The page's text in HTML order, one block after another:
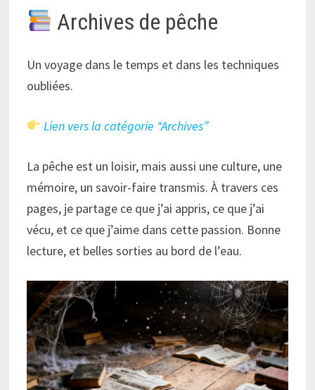
Archives de pêche
Un voyage dans le temps et dans les techniques
oubliées.
Lien vers la catégorie “Archives”
La pêche est un loisir, mais aussi une culture, une
mémoire, un savoir-faire transmis. À travers ces
pages, je partage ce que j’ai appris, ce que j’ai
vécu, et ce que j’aime dans cette passion. Bonne
lecture, et belles sorties au bord de l’eau.